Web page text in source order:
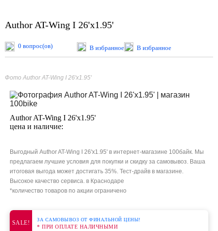
Author AT-Wing I 26'x1.95'
0 вопрос(ов) В избранное В избранное
Фото Author AT-Wing I 26'x1.95'
Author AT-Wing I 26'x1.95'
цена и наличие:
Выгодный Author AT-Wing I 26'x1.95' в интернет-магазине 100байк. Мы
предлагаем лучшие условия для покупки и скидку за самовывоз. Ваша
итоговая выгода может достигать 35%. Тест-драйв в магазине.
Высокое качество сервиса. в Краснодаре
*количество товаров по акции ограничено
SALE! ЗА САМОВЫВОЗ ОТ ФИНАЛЬНОЙ ЦЕНЫ!
* ПРИ ОПЛАТЕ НАЛИЧНЫМИ